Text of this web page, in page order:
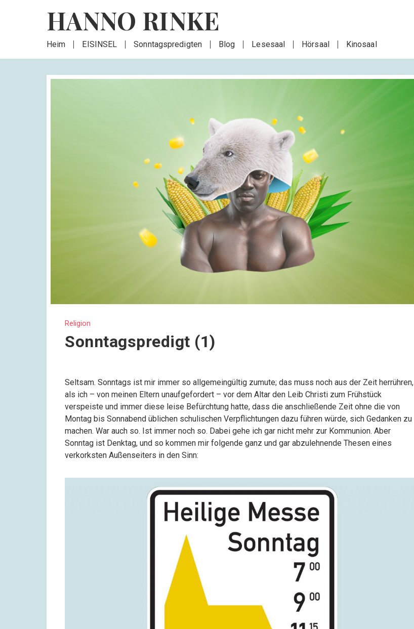
HANNO RINKE
Heim EISINSEL Sonntagspredigten Blog Lesesaal Hörsaal Kinosaal
Religion
Sonntagspredigt (1)
Seltsam. Sonntags ist mir immer so allgemeingültig zumute; das muss noch aus der Zeit herrühren,
als ich – von meinen Eltern unaufgefordert – vor dem Altar den Leib Christi zum Frühstück
verspeiste und immer diese leise Befürchtung hatte, dass die anschließende Zeit ohne die von
Montag bis Sonnabend üblichen schulischen Verpflichtungen dazu führen würde, sich Gedanken zu
machen. War auch so. Ist immer noch so. Dabei gehe ich gar nicht mehr zur Kommunion. Aber
Sonntag ist Denktag, und so kommen mir folgende ganz und gar abzulehnende Thesen eines
verkorksten Außenseiters in den Sinn: